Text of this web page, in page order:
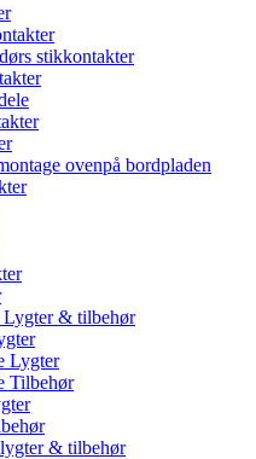
stikkontakter
ovenpå bordpladen
& tilbehør
Lygter
Tilbehør
& tilbehør